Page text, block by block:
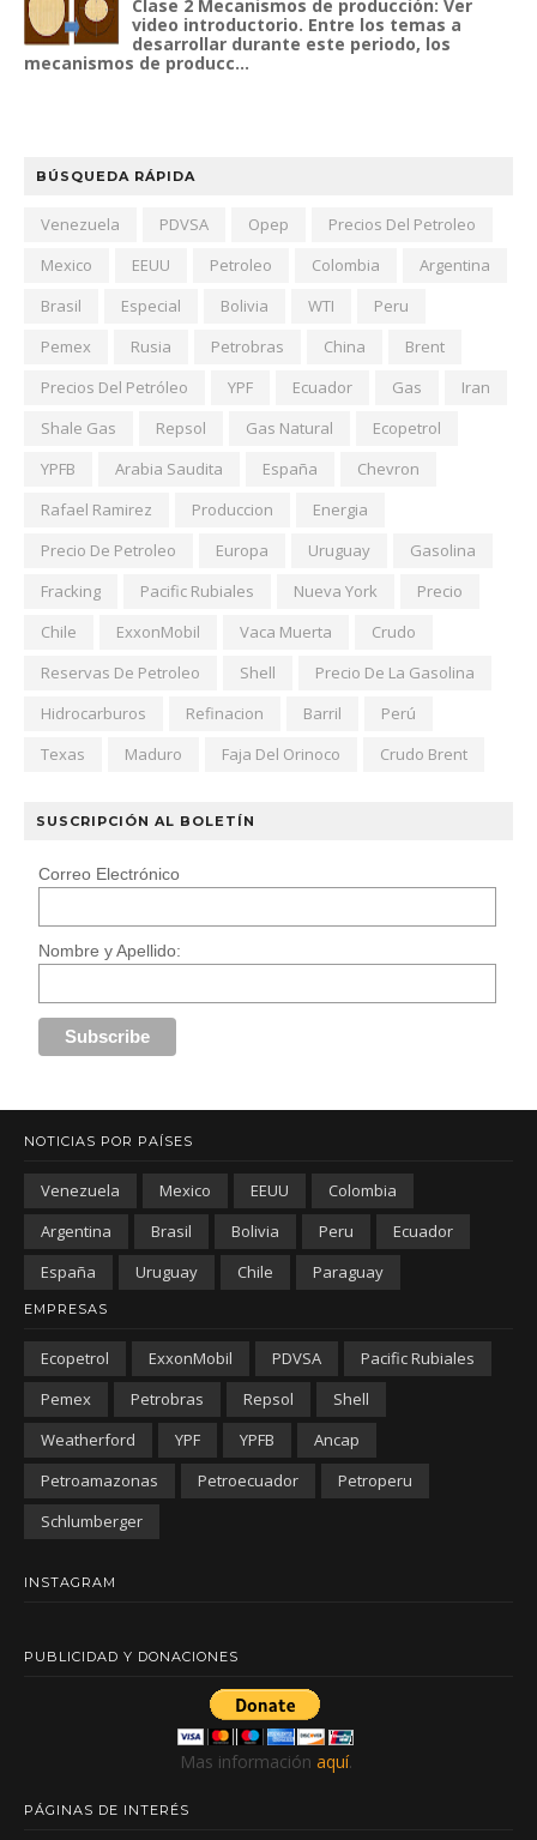
Clase 2 Mecanismos de producción: Ver
video introductorio. Entre los temas a
desarrollar durante este periodo, los
mecanismos de producc...
BÚSQUEDA RÁPIDA
Venezuela PDVSA Opep
Precios Del Petroleo
Mexico
EEUU Petroleo Colombia
Argentina
Brasil
Especial Bolivia WTI
Peru
Pemex
Rusia Petrobras China
Brent
Precios Del Petróleo
YPF Ecuador Gas
Iran
Shale Gas
Repsol Gas Natural
Ecopetrol
YPFB
Arabia Saudita España
Chevron
Rafael Ramirez
Produccion
Energia
Precio De Petroleo
Europa Uruguay
Gasolina
Fracking
Pacific Rubiales Nueva York
Precio
Chile
ExxonMobil Vaca Muerta
Crudo
Reservas De Petroleo
Shell
Precio De La Gasolina
Hidrocarburos
Refinacion Barril
Perú
Texas
Maduro Faja Del Orinoco Crudo Brent
SUSCRIPCIÓN AL BOLETÍN
Correo Electrónico
Nombre y Apellido:
NOTICIAS POR PAÍSES
Venezuela Mexico EEUU
Colombia
Argentina
Brasil Bolivia Peru
Ecuador
España
Uruguay Chile Paraguay
EMPRESAS
Ecopetrol ExxonMobil PDVSA
Pacific Rubiales
Pemex
Petrobras Repsol
Shell
Weatherford
YPF YPFB
Ancap
Petroamazonas
Petroecuador
Petroperu
Schlumberger
INSTAGRAM
PUBLICIDAD Y DONACIONES
Mas información aquí.
PÁGINAS DE INTERÉS